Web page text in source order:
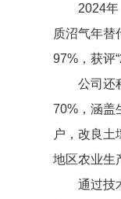
2024年
质沼气年替
97%，获评
公司 还
70%，涵盖
户，改良土
地区农业生
通过技